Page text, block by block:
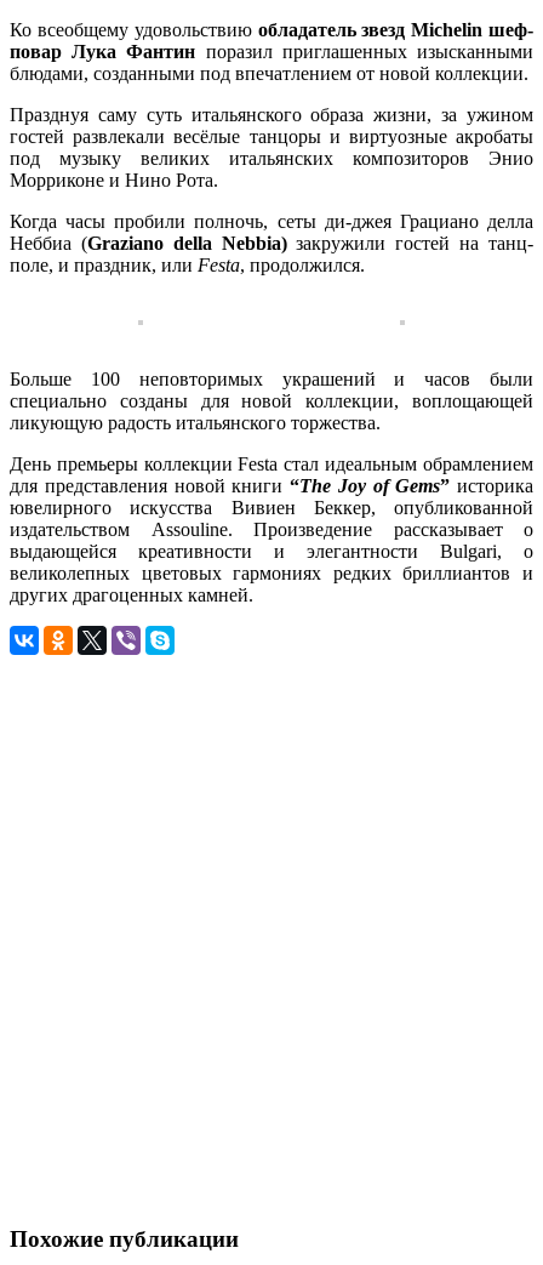
Ко всеобщему удовольствию обладатель звезд Michelin шеф-
повар Лука Фантин поразил приглашенных изысканными
блюдами, созданными под впечатлением от новой коллекции.
Празднуя саму суть итальянского образа жизни, за ужином
гостей развлекали весёлые танцоры и виртуозные акробаты
под музыку великих итальянских композиторов Энио
Морриконе и Нино Рота.
Когда часы пробили полночь, сеты ди-джея Грациано делла
Неббиа (Graziano della Nebbia)закружили гостей на танц-
поле, и праздник, или Festa, продолжился.
Больше 100 неповторимых украшений и часов были
специально созданы для новой коллекции, воплощающей
ликующую радость итальянского торжества.
День премьеры коллекции Festa стал идеальным обрамлением
для представления новой книги “The Joy of Gems” историка
ювелирного искусства Вивиен Беккер, опубликованной
издательством Assouline. Произведение рассказывает о
выдающейся креативности и элегантности Bulgari, о
великолепных цветовых гармониях редких бриллиантов и
других драгоценных камней.
Похожие публикации